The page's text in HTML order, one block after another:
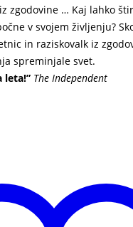
zgodovine … Kaj lahko
v svojem življenju?
in raziskovalk iz
spreminjale svet.
leta!” The Independent